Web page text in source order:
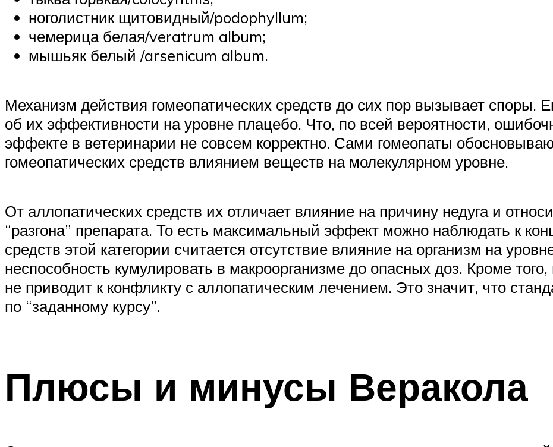
ноголистник щитовидный/podophyllum;
чемерица белая/veratrum album;
мышьяк белый /arsenicum album.
Механизм действия гомеопатических средств до сих пор вызывает споры.
об их эффективности на уровне плацебо. Что, по всей вероятности,
эффекте в ветеринарии не совсем корректно. Сами гомеопаты
гомеопатических средств влиянием веществ на молекулярном уровне.
От аллопатических средств их отличает влияние на причину недуга и
“разгона” препарата. То есть максимальный эффект можно наблюдать к
средств этой категории считается отсутствие влияние на организм на
неспособность кумулировать в макроорганизме до опасных доз. Кроме
не приводит к конфликту с аллопатическим лечением. Это значит, что
по “заданному курсу”.
Плюсы и минусы Веракола